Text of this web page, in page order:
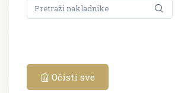
Očisti sve